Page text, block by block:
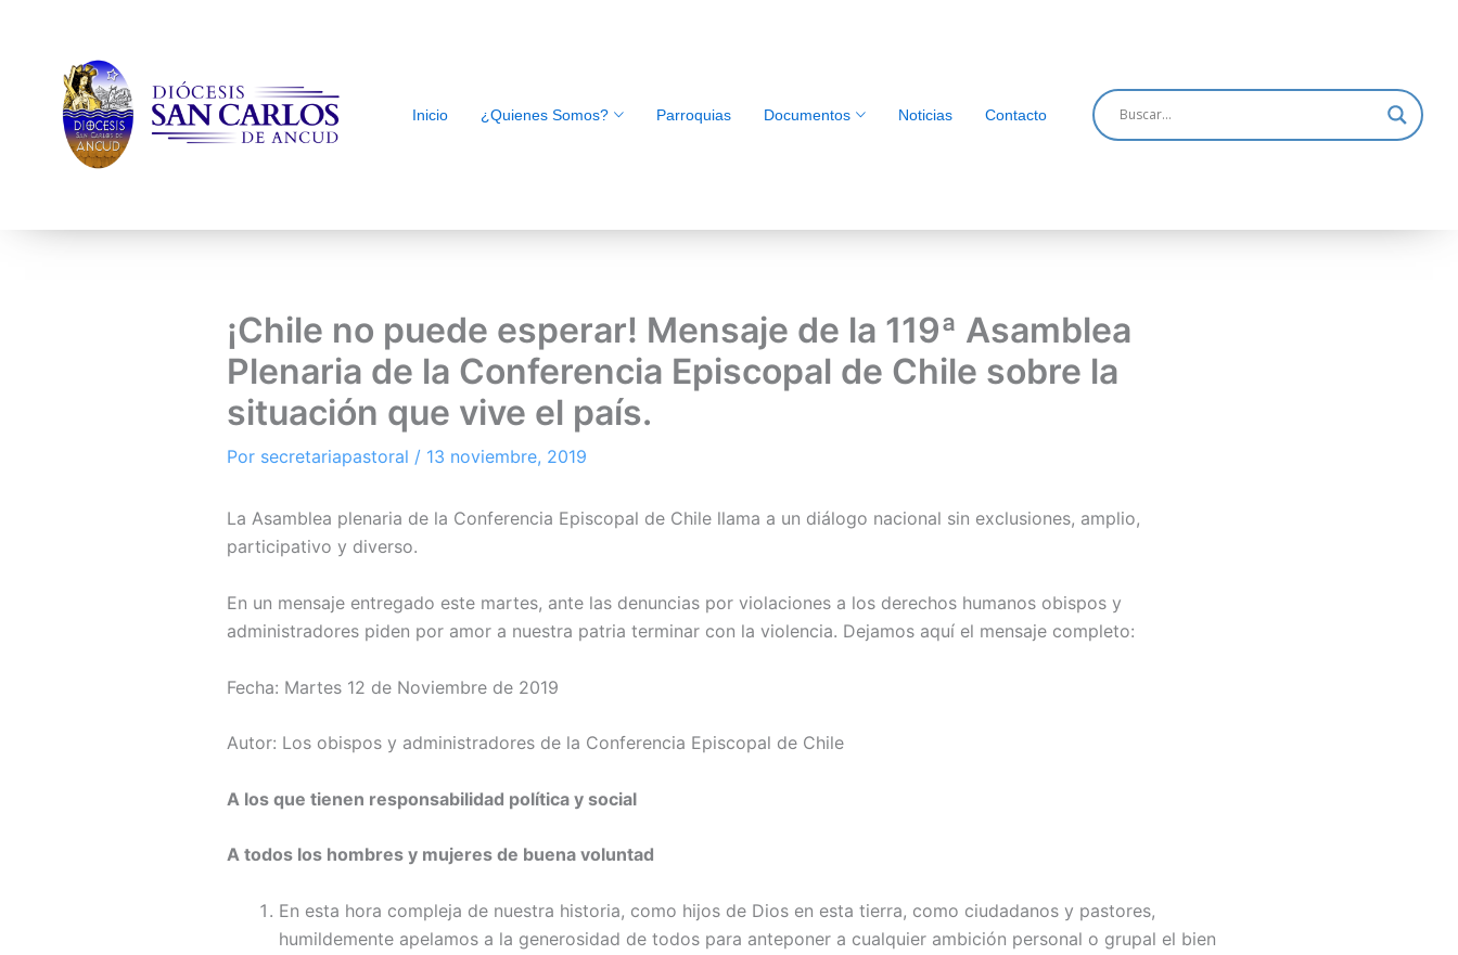
Inicio ¿Quienes Somos? Parroquias Documentos Noticias Contacto
¡Chile no puede esperar! Mensaje de la 119ª Asamblea
Plenaria de la Conferencia Episcopal de Chile sobre la
situación que vive el país.
Por secretariapastoral / 13 noviembre, 2019
La Asamblea plenaria de la Conferencia Episcopal de Chile llama a un diálogo nacional sin exclusiones, amplio,
participativo y diverso.
En un mensaje entregado este martes, ante las denuncias por violaciones a los derechos humanos obispos y
administradores piden por amor a nuestra patria terminar con la violencia. Dejamos aquí el mensaje completo:
Fecha: Martes 12 de Noviembre de 2019
Autor: Los obispos y administradores de la Conferencia Episcopal de Chile
A los que tienen responsabilidad política y social
A todos los hombres y mujeres de buena voluntad
En esta hora compleja de nuestra historia, como hijos de Dios en esta tierra, como ciudadanos y pastores,
humildemente apelamos a la generosidad de todos para anteponer a cualquier ambición personal o grupal el bien